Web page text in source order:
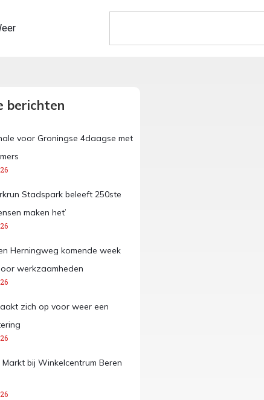
berichten
voor Groningse 4daagse met
Stadspark beleeft 250ste
maken het’
Herningweg komende week
werkzaamheden
zich op voor weer een
bij Winkelcentrum Beren